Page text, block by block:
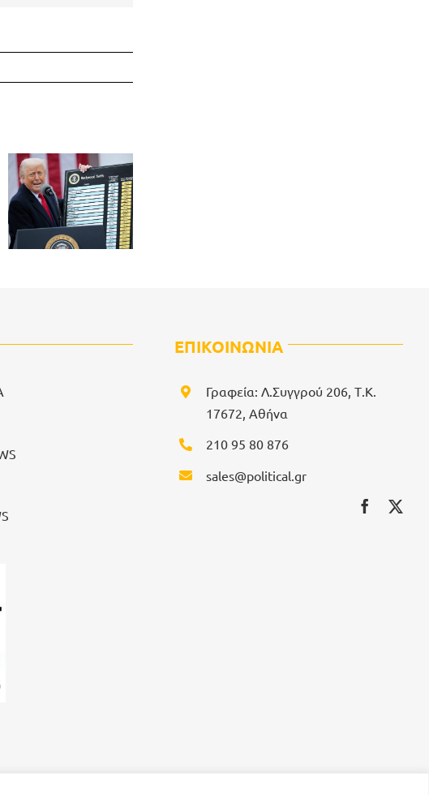
ΕΠΙΚΟΙΝΩΝΙΑ
Γραφεία: Λ.Συγγρού 206, Τ.Κ.
17672, Αθήνα
210 95 80 876
sales@political.gr